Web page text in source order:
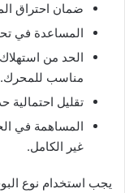
ضمان احتراق
المساعدة في
الحد من
مناسب للمحرك.
تقليل
المساهمة في
غير الكامل.
يجب استخدام نوع